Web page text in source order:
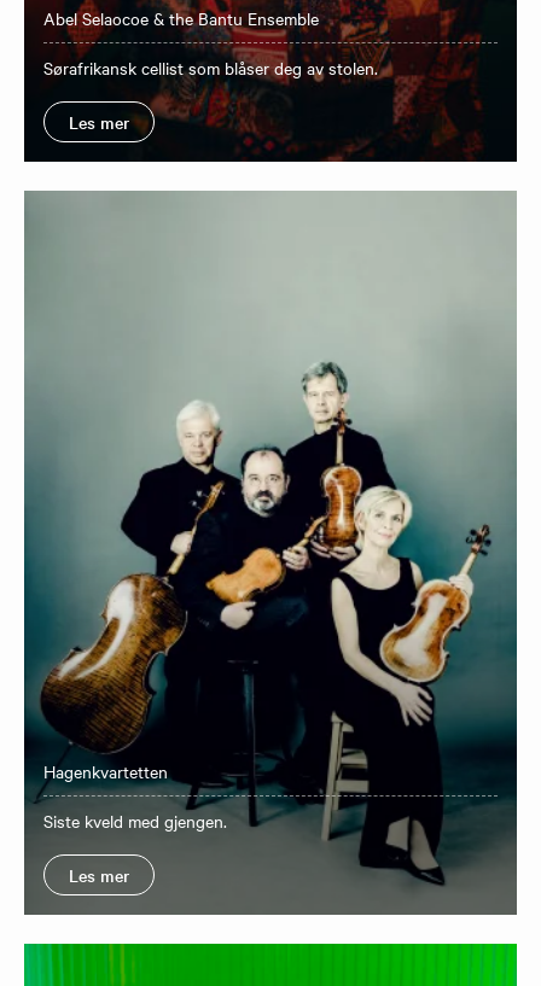
Abel Selaocoe & the Bantu Ensemble
Sørafrikansk cellist som blåser deg av stolen.
Les mer
Hagenkvartetten
Siste kveld med gjengen.
Les mer